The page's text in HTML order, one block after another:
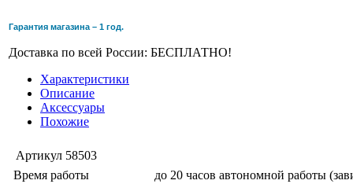
Гарантия магазина – 1 год.
Доставка по всей России: БЕСПЛАТНО!
Характеристики
Описание
Аксессуары
Похожие
Артикул 58503
Время работы
до 20 часов автономной работы